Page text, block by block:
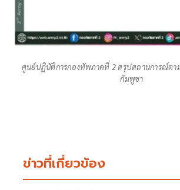
ศูนย์ปฏิบัติการกองทัพภาคที่ 2 สรุปสถานการณ์ตา
กัมพูชา
ข่าวที่เกี่ยวข้อง